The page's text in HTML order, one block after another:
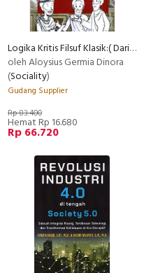
Logika Kritis Filsuf Klasik:( Dari Era Pra-Socrates Hingga Aristoteles)
oleh Aloysius Germia Dinora
(Sociality)
Gudang Supplier
Rp 83.400
Hemat Rp 16.680
Rp 66.720